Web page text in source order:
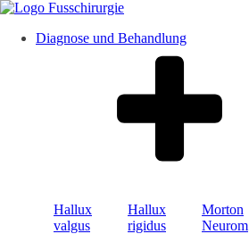
Diagnose und Behandlung
Hallux
valgus
Hallux
rigidus
Morton
Neurom